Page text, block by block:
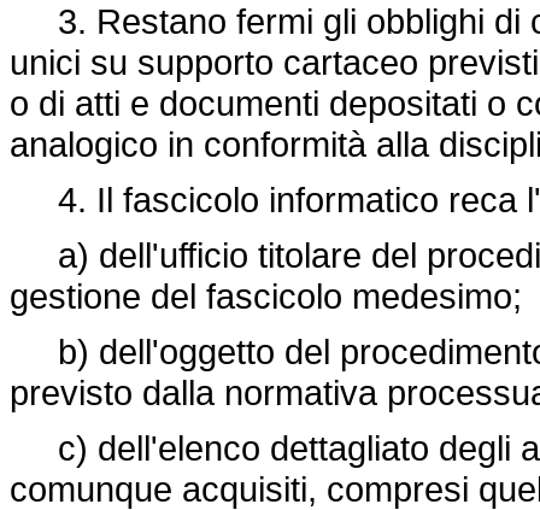
3. Restano fermi gli obblighi di
unici su supporto cartaceo
o di atti e documenti depositati o
analogico in conformità alla
4. Il fascicolo informatico reca
a) dell'ufficio titolare del
gestione del fascicolo medesimo;
b) dell'oggetto del
previsto dalla normativa
c) dell'elenco dettagliato degli
comunque acquisiti, compresi